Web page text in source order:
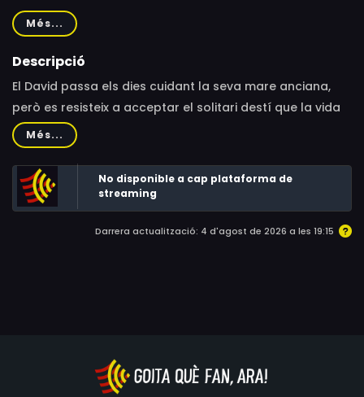
Rutledge, Adrian Egolf, Olivia Hendrick, Karin Carr, Sara
Woodyard, Josh Staab, Luke Sorge, Brandon Fryman
Més...
Descripció
El David passa els dies cuidant la seva mare anciana,
però es resisteix a acceptar el solitari destí que la vida
sembla haver-li reservat, i per això s’inscriu a un servei
de cites a través de vídeo. Un dia, li cau a les mans una
cinta amb l’etiqueta “Rent-A-Pal”; en ella, el carismàtic
Andy ofereix la calidesa i la companyia que el David tant
necessita. Però la seva amistat té un preu...
Més...
No disponible a cap plataforma de
streaming
Darrera actualització: 4 d'agost de 2026 a les 19:15